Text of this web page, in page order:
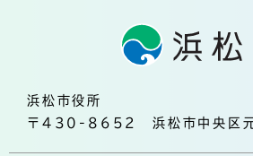
浜松市役所
〒430-8652 浜松市中央区